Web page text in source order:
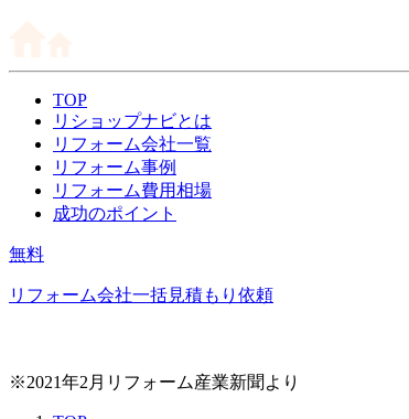
TOP
リショップナビとは
リフォーム会社一覧
リフォーム事例
リフォーム費用相場
成功のポイント
無料
リフォーム会社一括見積もり依頼
※2021年2月リフォーム産業新聞より